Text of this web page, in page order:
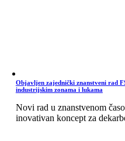
Objavljen zajednički znanstveni rad
industrijskim zonama i lukama
Novi rad u znanstvenom
inovativan koncept za